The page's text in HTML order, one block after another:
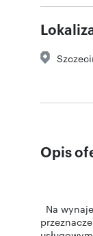
Opis
Na